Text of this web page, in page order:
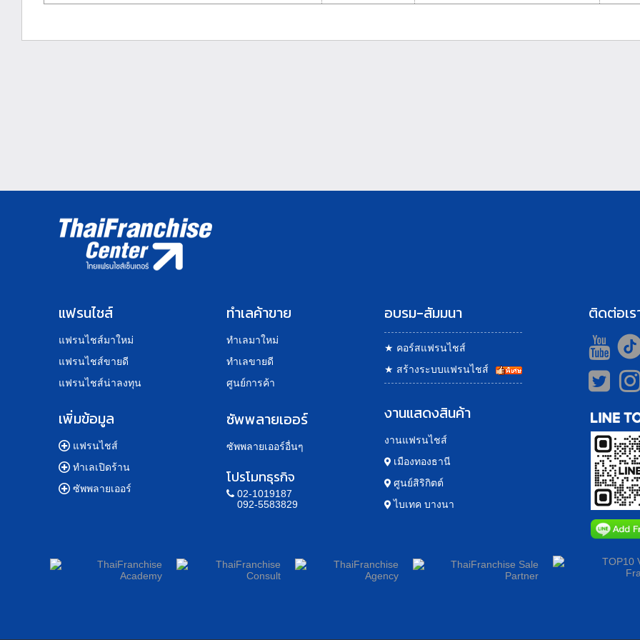
แฟรนไชส์
แฟรนไชส์มาใหม่
แฟรนไชส์ขายดี
แฟรนไชส์น่าลงทุน
เพิ่มข้อมูล
แฟรนไชส์
ทำเลเปิดร้าน
ซัพพลายเออร์
ทำเลค้าขาย
ทำเลมาใหม่
ทำเลขายดี
ศูนย์การค้า
ซัพพลายเออร์
ซัพพลายเออร์อื่นๆ
โปรโมทธุรกิจ
02-1019187
092-5583829
อบรม-สัมมนา
★ คอร์สแฟรนไชส์
★ สร้างระบบแฟรนไชส์
งานแสดงสินค้า
งานแฟรนไชส์
เมืองทองธานี
ศูนย์สิริกิตต์
ไบเทค บางนา
ติดต่อเร